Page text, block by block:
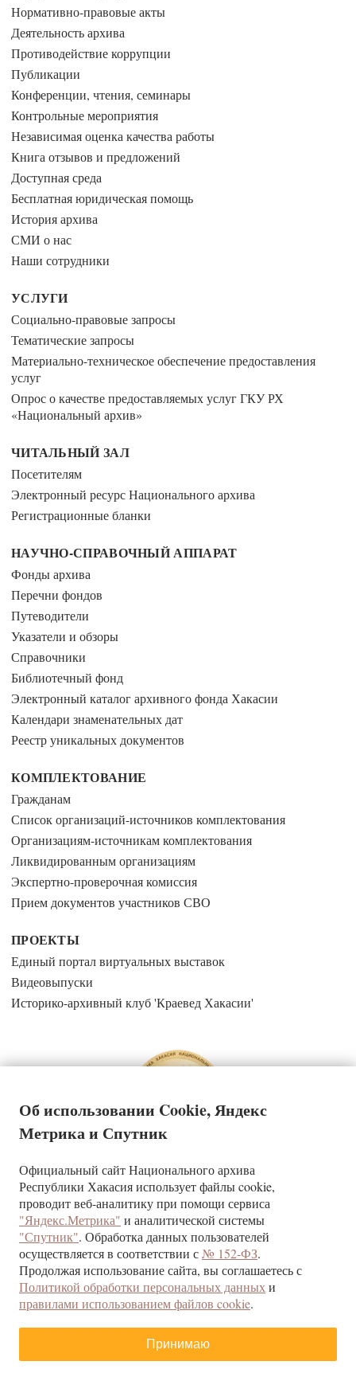
Нормативно-правовые акты
Деятельность архива
Противодействие коррупции
Публикации
Конференции, чтения, семинары
Контрольные мероприятия
Независимая оценка качества работы
Книга отзывов и предложений
Доступная среда
Бесплатная юридическая помощь
История архива
СМИ о нас
Наши сотрудники
УСЛУГИ
Социально-правовые запросы
Тематические запросы
Материально-техническое обеспечение предоставления
услуг
Опрос о качестве предоставляемых услуг ГКУ РХ
«Национальный архив»
ЧИТАЛЬНЫЙ ЗАЛ
Посетителям
Электронный ресурс Национального архива
Регистрационные бланки
НАУЧНО-СПРАВОЧНЫЙ АППАРАТ
Фонды архива
Перечни фондов
Путеводители
Указатели и обзоры
Справочники
Библиотечный фонд
Электронный каталог архивного фонда Хакасии
Календари знаменательных дат
Реестр уникальных документов
КОМПЛЕКТОВАНИЕ
Гражданам
Список организаций-источников комплектования
Организациям-источникам комплектования
Ликвидированным организациям
Экспертно-проверочная комиссия
Прием документов участников СВО
ПРОЕКТЫ
Единый портал виртуальных выставок
Видеовыпуски
Историко-архивный клуб 'Краевед Хакасии'
Государственное казенное учреждение Республики Хакасия
«Национальный архив»
КОНТАКТЫ
г. Абакан, ул. Щетинкина, д.32
Республика Хакасия, 655017
тел/факс (3902) 22-24-09
При использовании материалов ссылка на сайт ГКУ РХ
«‎Национальный архив» обязательна‎
Об использовании Cookie, Яндекс
Метрика и Спутник
Официальный сайт Национального архива
Республики Хакасия использует файлы cookie,
проводит веб-аналитику при помощи сервиса
"Яндекс.Метрика" и аналитической системы
"Спутник". Обработка данных пользователей
осуществляется в соответствии с№ 152-ФЗ.
Продолжая использование сайта, вы соглашаетесь с
Политикой обработки персональных данныхи
правилами использованием файлов cookie.
Принимаю